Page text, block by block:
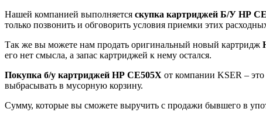
Нашей компанией выполняется скупка картриджей Б/У HP CE
только позвонить и обговорить условия приемки этих
Так же вы можете нам продать оригинальный новый картридж
его нет смысла, а запас картриджей к нему остался.
Покупка б/у картриджей HP CE505X от компании KSER – это
выбрасывать в мусорную корзину.
Сумму, которые вы сможете выручить с продажи бывшего в